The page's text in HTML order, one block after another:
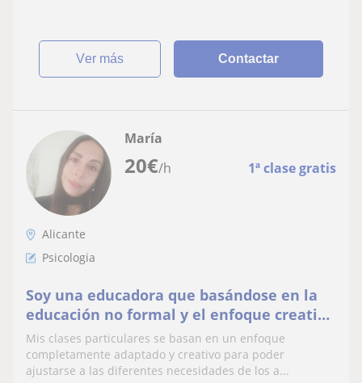
ver más Contactar
20€/h 1ª clase gratis
María
Alicante
Psicologia
Soy una educadora que basándose en la
educación no formal y el enfoque creativo
aborda las materias con el fin de que
estás sean amenas, interactivas y
entretenidas.
Mis clases particulares se basan en un enfoque
completamente adaptado y creativo para poder
ajustarse a las diferentes necesidades de los a...